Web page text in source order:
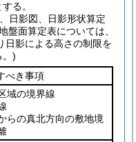
る。
日影図、日影形状算定
盤面算定表については、
日影による高さの制限を
。)
べき事項
域の境界線
の真北方向の敷地境